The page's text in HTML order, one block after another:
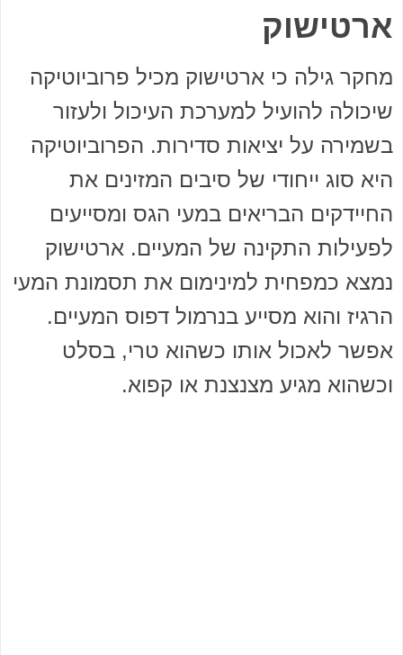
ארטישוק
מחקר גילה כי ארטישוק מכיל פרוביוטיקה
שיכולה להועיל למערכת העיכול ולעזור
בשמירה על יציאות סדירות. הפרוביוטיקה
היא סוג ייחודי של סיבים המזינים את
החיידקים הבריאים במעי הגס ומסייעים
לפעילות התקינה של המעיים. ארטישוק
נמצא כמפחית למינימום את תסמונת המעי
הרגיז והוא מסייע בנרמול דפוס המעיים.
אפשר לאכול אותו כשהוא טרי, בסלט
וכשהוא מגיע מצנצנת או קפוא.